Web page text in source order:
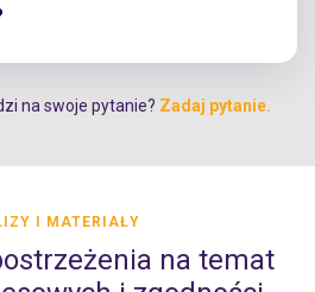
na swoje pytanie? Zadaj pytanie.
I MATERIAŁY
na temat